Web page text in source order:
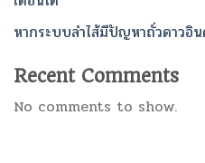
หากระบบลำไส้มีปัญหาถั่วดาวอิ
Recent Comments
No comments to show.